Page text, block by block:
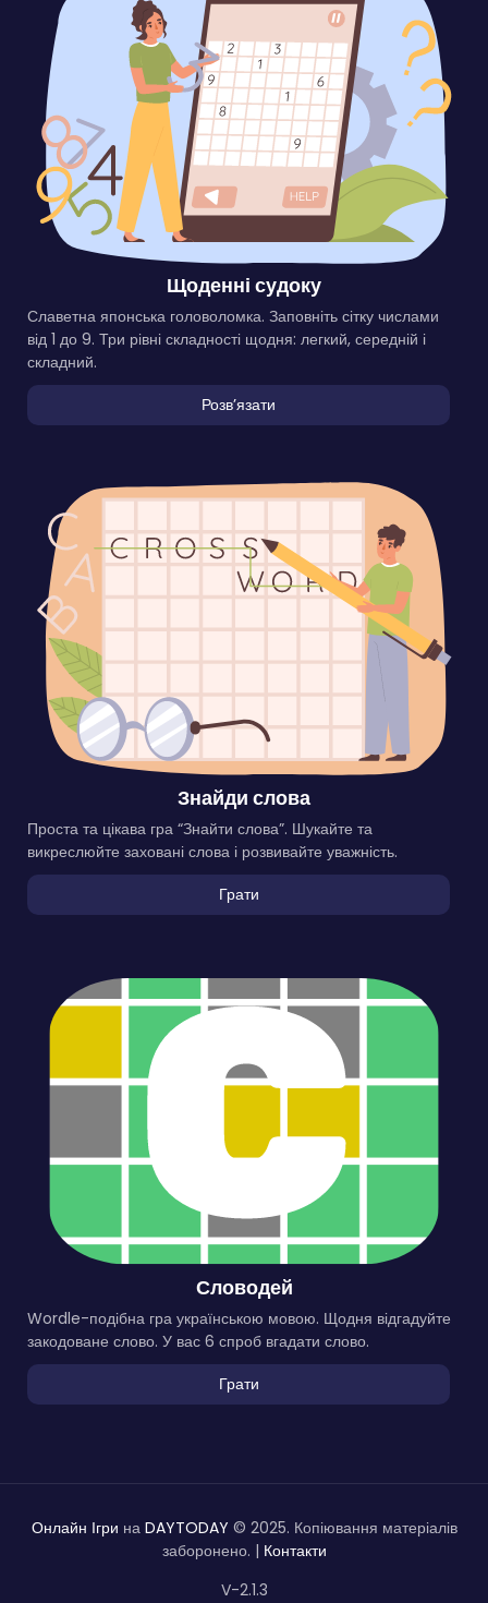
Щоденні судоку
Славетна японська головоломка. Заповніть сітку числами
від 1 до 9. Три рівні складності щодня: легкий, середній і
складний.
Розвʼязати
Знайди слова
Проста та цікава гра “Знайти слова”. Шукайте та
викреслюйте заховані слова і розвивайте уважність.
Грати
Словодей
Wordle-подібна гра українською мовою. Щодня відгадуйте
закодоване слово. У вас 6 спроб вгадати слово.
Грати
Онлайн Ігри на DAYTODAY © 2025. Копіювання матеріалів
заборонено. | Контакти
V-2.1.3